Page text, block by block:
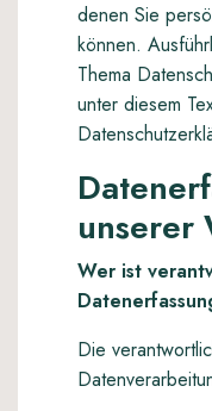
denen Sie
können.
Thema
unter diesem
unserer
Wer ist
Die